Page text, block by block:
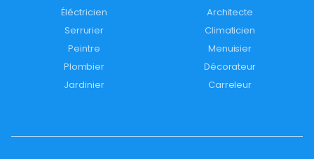
Éléctricien
Architecte
Serrurier
Climaticien
Peintre
Menuisier
Plombier
Décorateur
Jardinier
Carreleur